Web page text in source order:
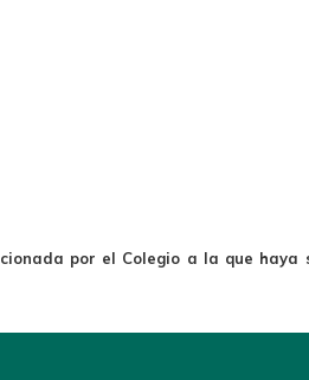
por el Colegio a la que